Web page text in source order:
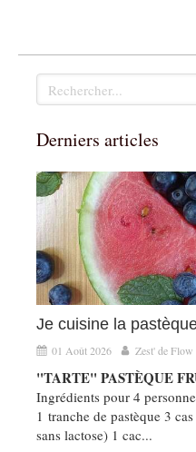
Rechercher
Derniers articles
Je cuisine la
01 Août 2026 Zest' de Flow
"TARTE" PASTÈQUE
Ingrédients pour 4
1 tranche de pastèque 3
sans lactose) 1 cac...